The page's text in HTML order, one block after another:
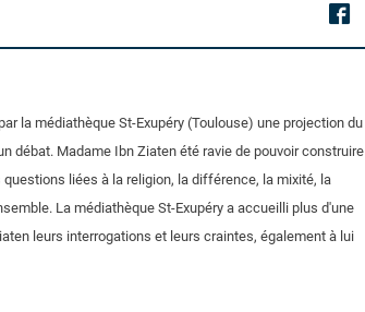
la médiathèque St-Exupéry (Toulouse) une projection du
débat. Madame Ibn Ziaten été ravie de pouvoir construire
liées à la religion, la différence, la mixité, la
La médiathèque St-Exupéry a accueilli plus d'une
leurs interrogations et leurs craintes, également à lui